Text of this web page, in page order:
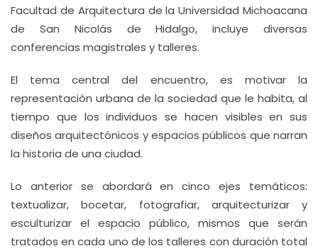
Facultad de Arquitectura de la Universidad Michoacana
de San Nicolás de Hidalgo, incluye diversas
conferencias magistrales y talleres.
El tema central del encuentro, es motivar la
representación urbana de la sociedad que le habita, al
tiempo que los individuos se hacen visibles en sus
diseños arquitectónicos y espacios públicos que narran
la historia de una ciudad.
Lo anterior se abordará en cinco ejes temáticos:
textualizar, bocetar, fotografiar, arquitecturizar y
esculturizar el espacio público, mismos que serán
tratados en cada uno de los talleres con duración total